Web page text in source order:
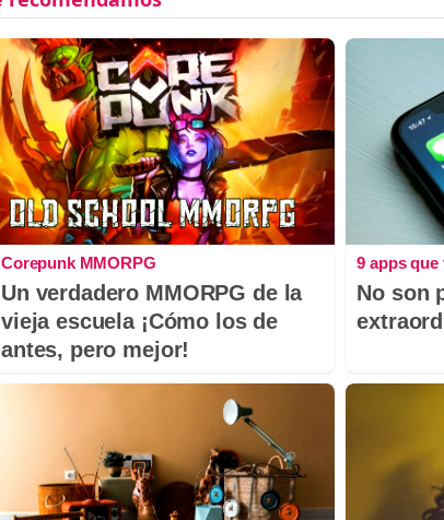
Corepunk MMORPG
Un verdadero MMORPG de la
vieja escuela ¡Cómo los de
antes, pero mejor!
9 apps que
No son